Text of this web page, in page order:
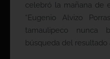
celebró la mañana de
“Eugenio Alvizo
tamaulipeco
búsqueda del resultado